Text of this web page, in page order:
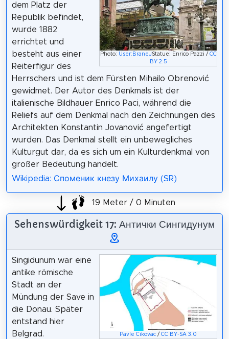
Photo: User:BraneJ Statue: Enrico Pazzi / CC
BY 2.5
dem Platz der
Republik befindet,
wurde 1882
errichtet und
besteht aus einer
Reiterfigur des
Herrschers und ist dem Fürsten Mihailo Obrenović
gewidmet. Der Autor des Denkmals ist der
italienische Bildhauer Enrico Paci, während die
Reliefs auf dem Denkmal nach den Zeichnungen des
Architekten Konstantin Jovanović angefertigt
wurden. Das Denkmal stellt ein unbewegliches
Kulturgut dar, da es sich um ein Kulturdenkmal von
großer Bedeutung handelt.
Wikipedia: Споменик кнезу Михаилу (SR)
19 Meter / 0 Minuten
Sehenswürdigkeit 17: Антички Сингидунум
Pavle Cikovac /CC BY-SA 3.0
Singidunum war eine
antike römische
Stadt an der
Mündung der Save in
die Donau. Später
entstand hier
Belgrad.